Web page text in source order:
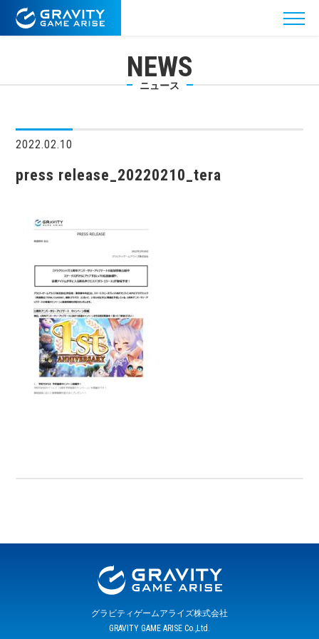
NEWS
ニュース
2022.02.10
press release_20220210_tera
グラビティゲームアライズ株式会社
GRAVITY GAME ARISE Co.,Ltd.